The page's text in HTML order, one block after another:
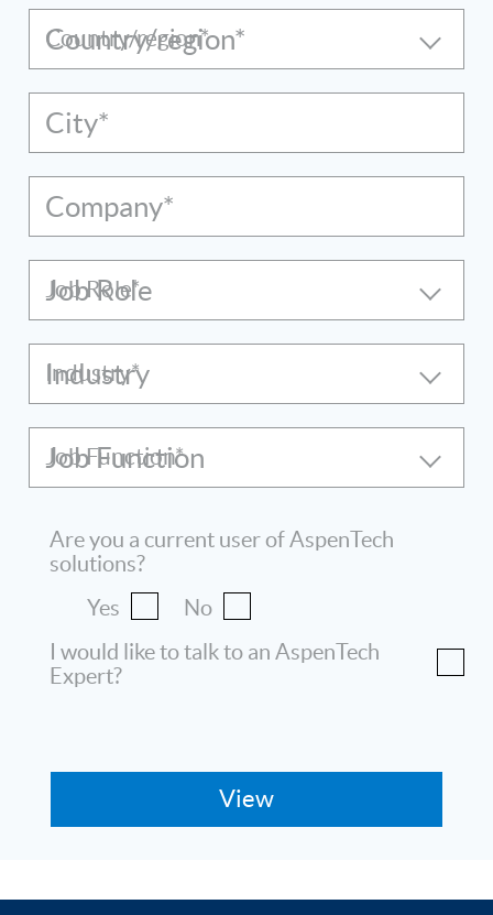
Country/region*
City*
Company*
Job Role
Industry
Job Function
Are you a current user of AspenTech
solutions?
Yes
No
I would like to talk to an AspenTech
Expert?